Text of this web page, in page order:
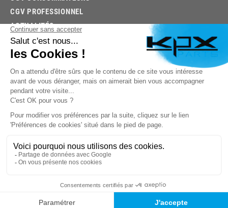
03.85.32.96.74
© 2026 -KPX PARTS- SITE CRÉÉ PARLET'S CLIC
CGV PROFESSIONNEL
ACTUALITÉS
TROUVEZ LA BONNE PIÈCE RAPIDEMENT
03.85.32.96.74